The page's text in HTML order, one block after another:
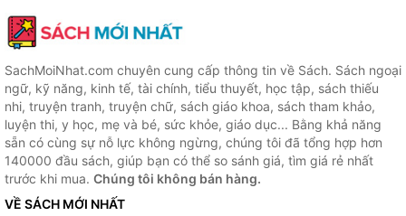
SachMoiNhat.com chuyên cung cấp thông tin về Sách. Sách ngoại
ngữ, kỹ năng, kinh tế, tài chính, tiểu thuyết, học tập, sách thiếu
nhi, truyện tranh, truyện chữ, sách giáo khoa, sách tham khảo,
luyện thi, y học, mẹ và bé, sức khỏe, giáo dục... Bằng khả năng
sẵn có cùng sự nỗ lực không ngừng, chúng tôi đã tổng hợp hơn
140000 đầu sách, giúp bạn có thể so sánh giá, tìm giá rẻ nhất
trước khi mua. Chúng tôi không bán hàng.
VỀ SÁCH MỚI NHẤT